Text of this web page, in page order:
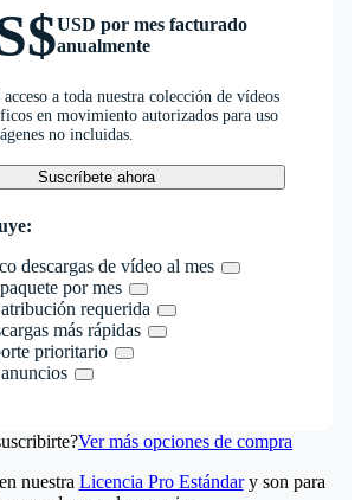
USD por mes facturado
anualmente
a toda nuestra colección de vídeos
en movimiento autorizados para uso
no incluidas.
Suscríbete ahora
descargas de vídeo al mes
por mes
requerida
más rápidas
prioritario
Ver más opciones de compra
nuestra Licencia Pro Estándary son para